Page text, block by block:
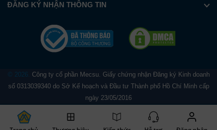
ĐĂNG KÝ NHẬN THÔNG TIN
© 2026.
Công ty cổ phần Mecsu. Giấy chứng nhận Đăng ký Kinh doanh
số 0313039340 do Sở Kế hoạch và Đầu tư Thành phố Hồ Chí Minh cấp
ngày 23/05/2016